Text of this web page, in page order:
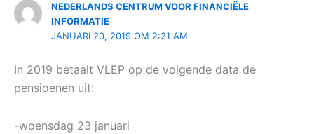
NEDERLANDS CENTRUM VOOR FINANCIËLE
INFORMATIE
JANUARI 20, 2019 OM 2:21 AM
In 2019 betaalt VLEP op de volgende data de
pensioenen uit:
-woensdag 23 januari